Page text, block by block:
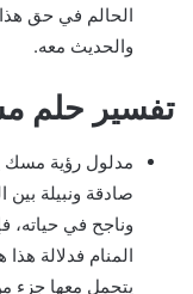
الحالم في حق
والحديث معه.
تفسير حلم
مدلول رؤية مسك
صادقة ونبيلة بين
وناجح في حياته،
المنام فدلالة
يتحمل معها جزء